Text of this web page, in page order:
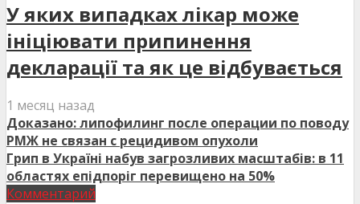
У яких випадках лікар може
ініціювати припинення
декларації та як це відбувається
1 месяц назад
Доказано: липофилинг после операции по поводу
РМЖ не связан с рецидивом опухоли
Грип в Україні набув загрозливих масштабів: в 11
областях епідпоріг перевищено на 50%
Комментарий